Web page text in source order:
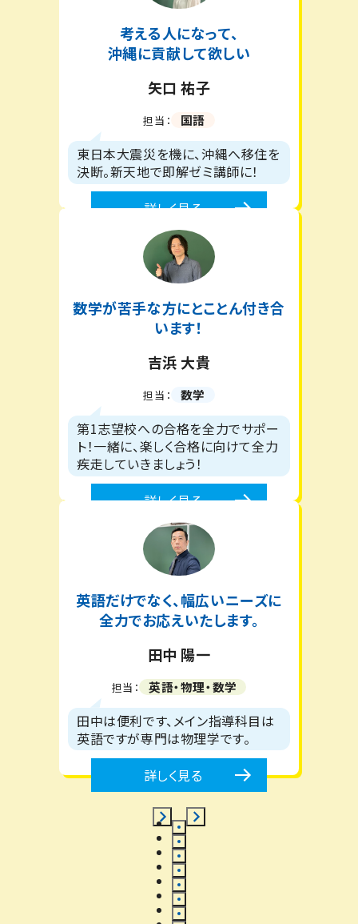
考える人になって、
沖縄に貢献して欲しい
矢口 祐子
担当： 国語
東日本大震災を機に、沖縄へ移住を
決断。新天地で即解ゼミ講師に！
詳しく見る
数学が苦手な方にとことん付き合
います！
吉浜 大貴
担当： 数学
第1志望校への合格を全力でサポー
ト！一緒に、楽しく合格に向けて全力
疾走していきましょう！
詳しく見る
英語だけでなく、幅広いニーズに
全力でお応えいたします。
田中 陽一
担当： 英語・物理・数学
田中は便利です、メイン指導科目は
英語ですが専門は物理学です。
詳しく見る